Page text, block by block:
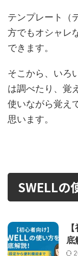
テンプレート（
方でもオシャレ
できます。
そこから、いろ
は調べたり、覚
使いながら覚え
思います。
SWELLの
底